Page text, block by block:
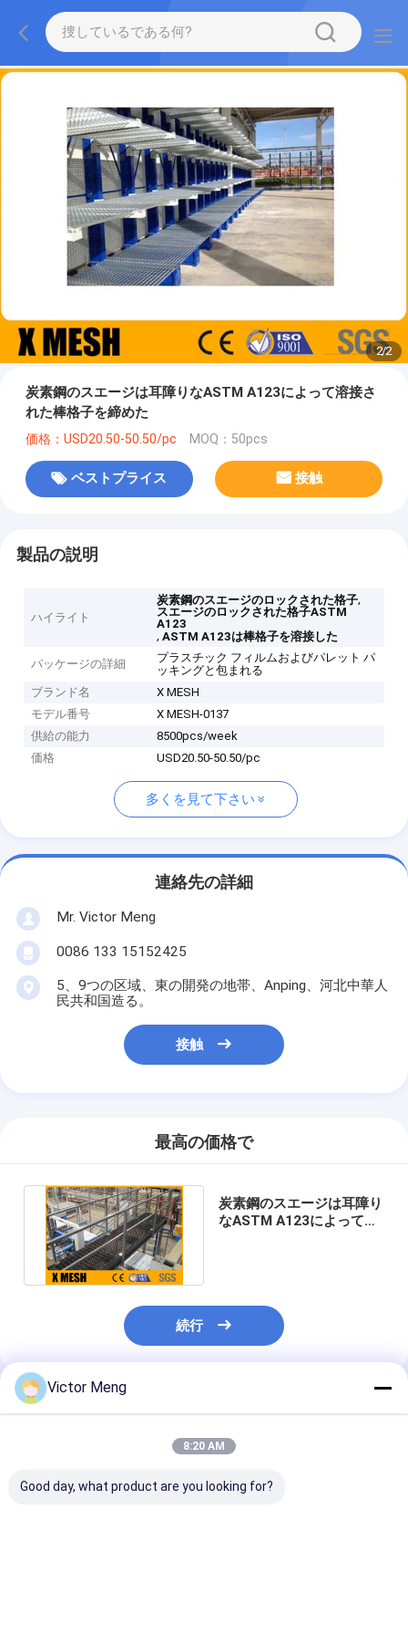
2/2
炭素鋼のスエージは耳障りなASTM A123によって溶接さ
れた棒格子を締めた
価格：USD20.50-50.50/pc MOQ：50pcs
ベストプライス 接触
製品の説明
ハイライト
炭素鋼のスエージのロックされた格子,
スエージのロックされた格子ASTM
A123
,ASTM A123は棒格子を溶接した
パッケージの詳細
プラスチック フィルムおよびパレット パ
ッキングと包まれる
ブランド名
X MESH
モデル番号
X MESH-0137
供給の能力
8500pcs/week
価格
USD20.50-50.50/pc
多くを見て下さい
連絡先の詳細
Mr. Victor Meng
0086 133 15152425
5、9つの区域、東の開発の地帯、Anping、河北中華人
民共和国造る。
接触
最高の価格で
炭素鋼のスエージは耳障り
なASTM A123によって溶
続行
推薦されたプロダクト
Victor Meng
8:20 AM
Good day, what product are you looking for?